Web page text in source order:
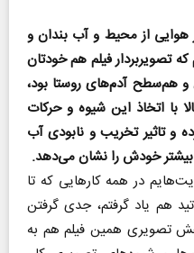
هوایی از محیط و آب بندان و
تصویربردار فیلم هم خودتان
و هم‌سطح آدم‌های روستا بود،
با اتخاذ این شیوه و حرکات
و تاثیر تخریب و نابودی آب
بیشتر خودش را نشان می‌دهد.
در همه کارهایی که تا
هم یاد گرفتم، جدی گرفتن
تصویری همین فیلم هم به